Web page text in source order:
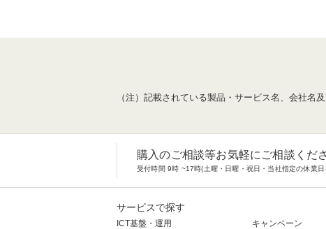
（注）記載されている製品・サービス名、会社名
購入のご相談等お気軽にご相談くだ
受付時間 9時 ~17時(土曜・日曜・祝日・当社指定の休業日
サービスで探す
ICT基盤・運用 キャンペーン